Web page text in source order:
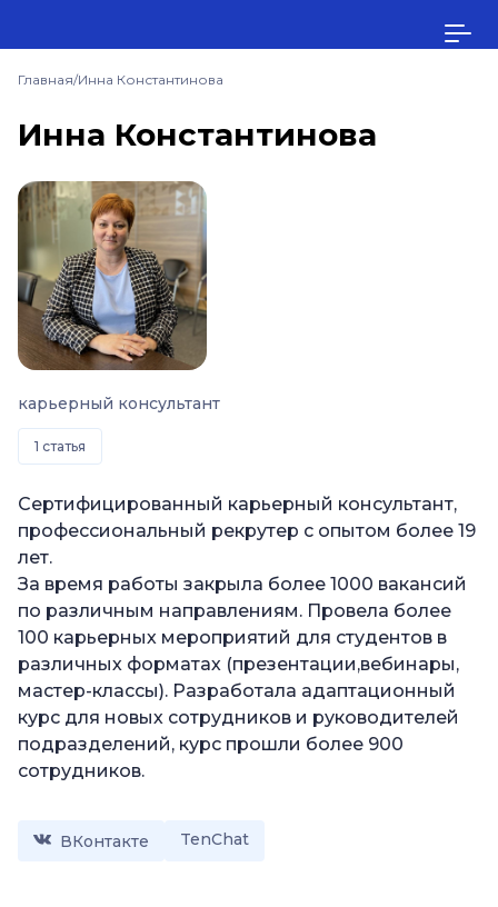
Главная/Инна Константинова
Инна Константинова
карьерный консультант
1 статья
Сертифицированный карьерный консультант,
профессиональный рекрутер с опытом более 19
лет.
За время работы закрыла более 1000 вакансий
по различным направлениям. Провела более
100 карьерных мероприятий для студентов в
различных форматах (презентации,вебинары,
мастер-классы). Разработала адаптационный
курс для новых сотрудников и руководителей
подразделений, курс прошли более 900
сотрудников.
ВКонтакте TenChat